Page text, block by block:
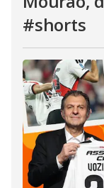
#shorts